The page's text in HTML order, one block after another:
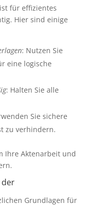
für effizientes
Hier sind einige
: Nutzen Sie
eine logische
: Halten Sie alle
Sie sichere
zu verhindern.
Ihre Aktenarbeit und
der
Grundlagen für